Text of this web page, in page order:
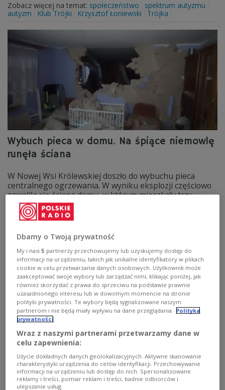
Zobacz więcej na temat: społeczeństwo
spektrum autyzmu
autyzm
Klub Trójki Krzysztof Łoniewski Trójka
Wybuch pieca w domu. Na śpiące niemowlę
runęła ściana
W Nowej Wsi Królewskiej doszło do wybuchu pieca
centralnego ogrzewania. W wyniku eksplozji częściowo
zawaliła się ściana domu, w którym mieszkały trzy
rodziny. Cegły spadły na łóżeczko, w którym spało
niemowlę. Dziecku na szczęście nic poważnego się nie
stało.
Zobacz więcej na temat:POLSKA
Światowy Dzień Wcześniaka – o
wyzwaniach, sile i codzienności
Dbamy o Twoją prywatność
My i nasi5 partnerzy przechowujemy lub uzyskujemy dostęp do
informacji na urządzeniu, takich jak unikalne identyfikatory w plikach
cookie w celu przetwarzania danych osobowych. Użytkownik może
zaakceptować swoje wybory lub zarządzać nimi, klikając poniżej, jak
również skorzystać z prawa do sprzeciwu na podstawie prawnie
uzasadnionego interesu lub w dowolnym momencie na stronie
polityki prywatności. Te wybory będą sygnalizowane naszym
partnerom i nie będą miały wpływu na dane przeglądania. Polityka
prywatności
Wraz z naszymi partnerami przetwarzamy dane w
celu zapewnienia:
Użycie dokładnych danych geolokalizacyjnych. Aktywne skanowanie
charakterystyki urządzenia do celów identyfikacji. Przechowywanie
informacji na urządzeniu lub dostęp do nich. Spersonalizowane
reklamy i treści, pomiar reklam i treści, badnie odbiorców i
ulepszanie usług.